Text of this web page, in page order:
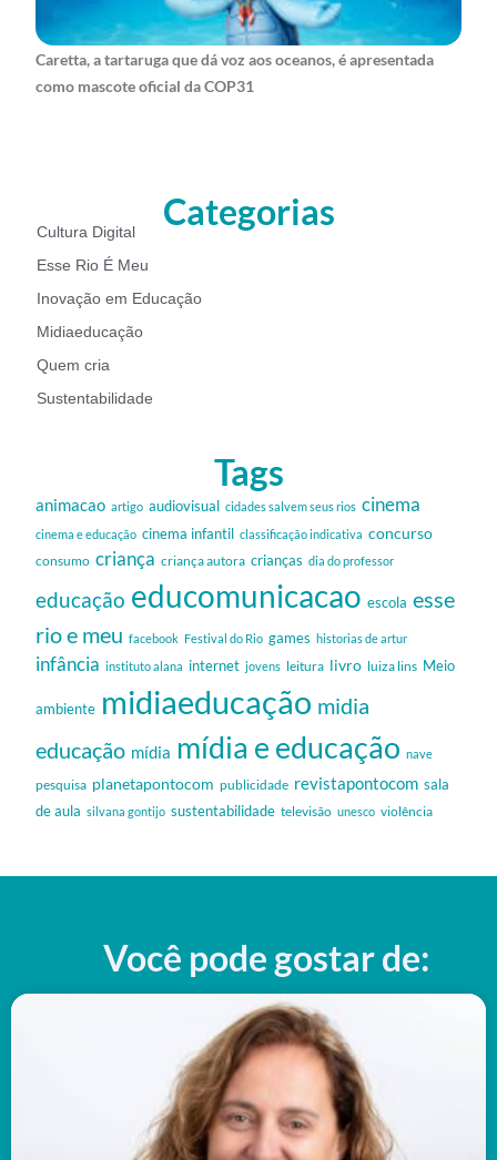
Caretta, a tartaruga que dá voz aos oceanos, é apresentada
como mascote oficial da COP31
Categorias
Cultura Digital
Esse Rio É Meu
Inovação em Educação
Midiaeducação
Quem cria
Sustentabilidade
Tags
animacao artigo audiovisual cidades salvem seus rios cinema
cinema e educação cinema infantil classificação indicativa concurso
consumo criança criança autora crianças dia do professor
educação educomunicacao escola esse
rio e meu facebook Festival do Rio games historias de artur
infância instituto alana internet jovens leitura livro luiza lins Meio
ambiente midiaeducação midia
educação mídia mídia e educação nave
pesquisa planetapontocom publicidade revistapontocom sala
de aula silvana gontijo sustentabilidade televisão unesco violência
Você pode gostar de: